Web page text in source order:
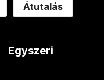
Átutalás
Egyszeri